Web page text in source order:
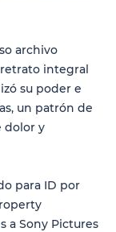
archivo
integral
su poder e
un patrón de
dolor y
para ID por
a Sony Pictures